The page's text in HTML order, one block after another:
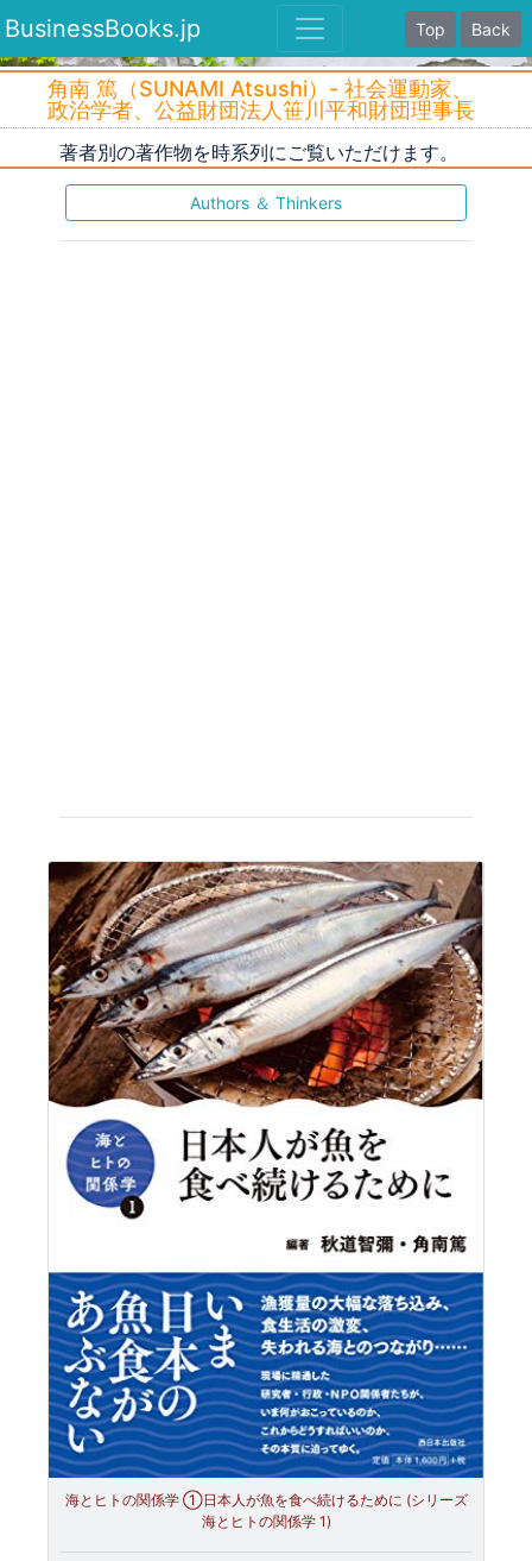
BusinessBooks.jp Top Back
角南 篤（SUNAMI Atsushi）- 社会運動家、
政治学者、公益財団法人笹川平和財団理事長
著者別の著作物を時系列にご覧いただけます。
Authors ＆ Thinkers
海とヒトの関係学 ①日本人が魚を食べ続けるために (シリーズ
海とヒトの関係学 1)